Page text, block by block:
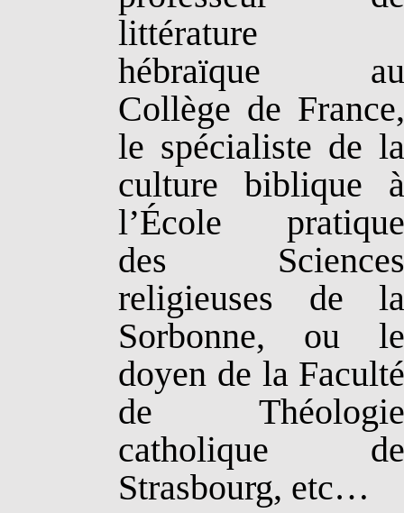
littérature
hébraïque
Collège de
le spécialiste de
culture biblique
l’École
des
religieuses de
Sorbonne, ou
doyen de la
de
catholique
Strasbourg, etc…